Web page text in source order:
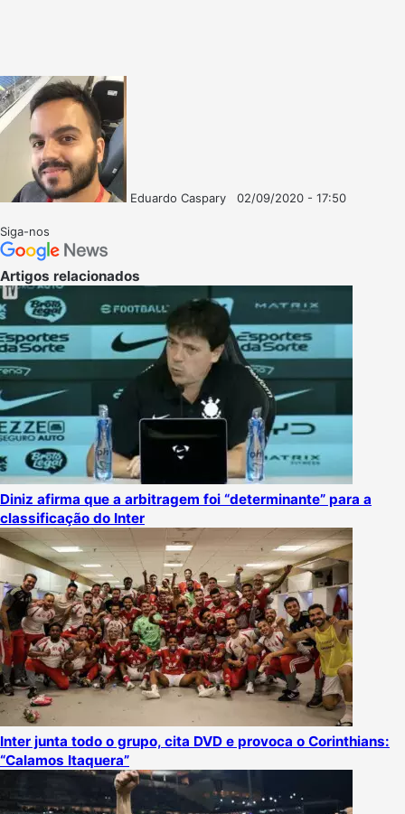
Eduardo Caspary
02/09/2020 - 17:50
Siga-nos
Artigos relacionados
Diniz afirma que a arbitragem foi “determinante” para a
classificação do Inter
Inter junta todo o grupo, cita DVD e provoca o Corinthians:
“Calamos Itaquera”